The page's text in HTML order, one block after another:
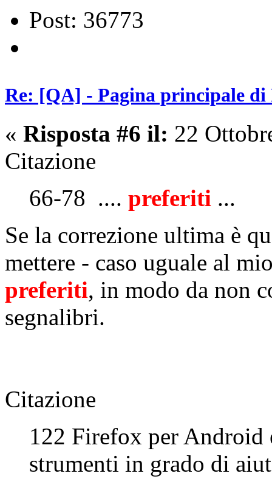
Post: 36773
Re: [QA] - Pagina principale
« Risposta #6 il: 22
Citazione
66-78 .... preferiti ...
Se la correzione ultima è
mettere - caso uguale al
preferiti, in modo da non
segnalibri.
Citazione
122 Firefox per
strumenti in grado di